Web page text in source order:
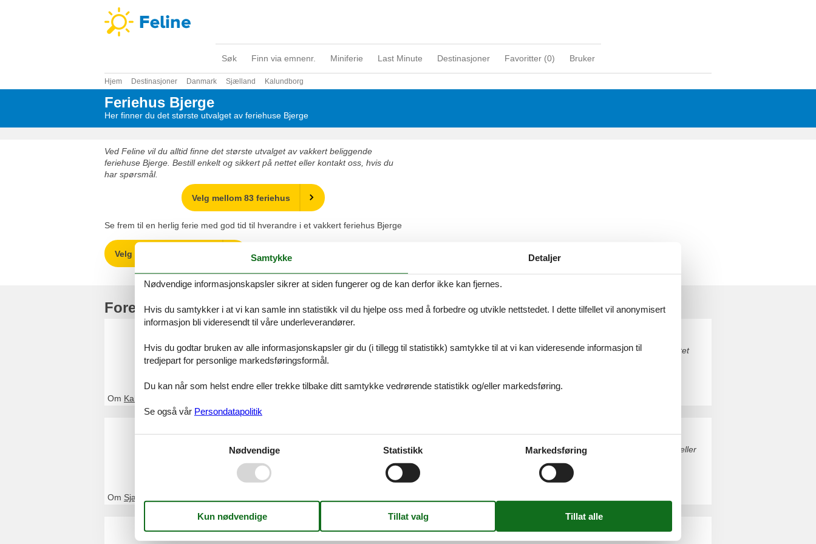
Søk Finn via emnenr. Miniferie Last Minute Destinasjoner Favoritter (0) Bruker
Hjem Destinasjoner Danmark Sjælland Kalundborg
Feriehus Bjerge
Her finner du det største utvalget av feriehuse Bjerge
Ved Feline vil du alltid finne det største utvalget av vakkert beliggende
feriehuse Bjerge. Bestill enkelt og sikkert på nettet eller kontakt oss, hvis du
har spørsmål.
Velg mellom 83 feriehus
Se frem til en herlig ferie med god tid til hverandre i et vakkert feriehus Bjerge
Velg mellom 83 feriehus
Foreldre toppartikler
Ved Feline vil du alltid finne det største utvalget av vakkert beliggende feriehuse Kalundborg. Bestill enkelt og sikkert på nettet
eller kontakt oss, hvis du har spørsmål.
Om Kalundborg
Feriehus Sjælland
Ved Feline vil du alltid finne det største utvalget av vakkert beliggende feriehuse Sjælland. Bestill enkelt og sikkert på nettet eller
kontakt oss, hvis du har spørsmål.
Om Sjælland
Feriehus Danmark
Samtykke Detaljer
Nødvendige informasjonskapsler sikrer at siden fungerer og de kan derfor ikke kan fjernes.
Hvis du samtykker i at vi kan samle inn statistikk vil du hjelpe oss med å forbedre og utvikle nettstedet. I dette tilfellet vil anonymisert
informasjon bli videresendt til våre underleverandører.
Hvis du godtar bruken av alle informasjonskapsler gir du (i tillegg til statistikk) samtykke til at vi kan videresende informasjon til
tredjepart for personlige markedsføringsformål.
Du kan når som helst endre eller trekke tilbake ditt samtykke vedrørende statistikk og/eller markedsføring.
Se også vår Persondatapolitik
Nødvendige Statistikk Markedsføring